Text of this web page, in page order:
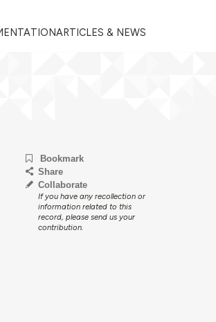
ARTICLES & NEWS
Bookmark
Share
Collaborate
If you have any recollection or
information related to this
record, please send us your
contribution.